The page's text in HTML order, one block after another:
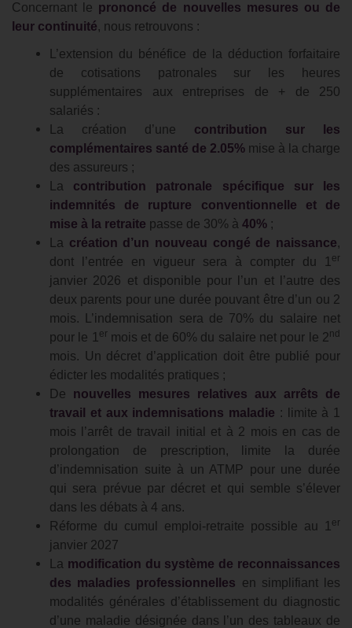
Concernant le prononcé de nouvelles mesures ou de
leur continuité, nous retrouvons :
L’extension du bénéfice de la déduction forfaitaire
de cotisations patronales sur les heures
supplémentaires aux entreprises de + de 250
salariés :
La création d’une contribution sur les
complémentaires santé de 2.05% mise à la charge
des assureurs ;
La contribution patronale spécifique sur les
indemnités de rupture conventionnelle et de
mise à la retraite passe de 30% à 40% ;
La création d’un nouveau congé de naissance,
dont l’entrée en vigueur sera à compter du 1 er
janvier 2026 et disponible pour l’un et l’autre des
deux parents pour une durée pouvant être d’un ou 2
mois. L’indemnisation sera de 70% du salaire net
pour le 1 er mois et de 60% du salaire net pour le 2nd
mois. Un décret d’application doit être publié pour
édicter les modalités pratiques ;
De nouvelles mesures relatives aux arrêts de
travail et aux indemnisations maladie : limite à 1
mois l’arrêt de travail initial et à 2 mois en cas de
prolongation de prescription, limite la durée
d’indemnisation suite à un ATMP pour une durée
qui sera prévue par décret et qui semble s’élever
dans les débats à 4 ans.
Réforme du cumul emploi-retraite possible au 1 er
janvier 2027
La modification du système de reconnaissances
des maladies professionnelles en simplifiant les
modalités générales d’établissement du diagnostic
d’une maladie désignée dans l’un des tableaux de